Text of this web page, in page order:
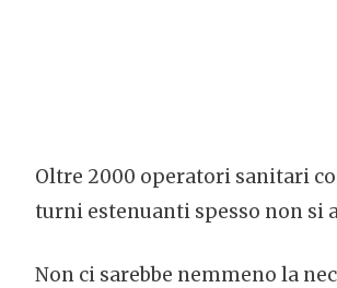
Oltre 2000 operatori sanitari
turni estenuanti spesso non si
Non ci sarebbe nemmeno la